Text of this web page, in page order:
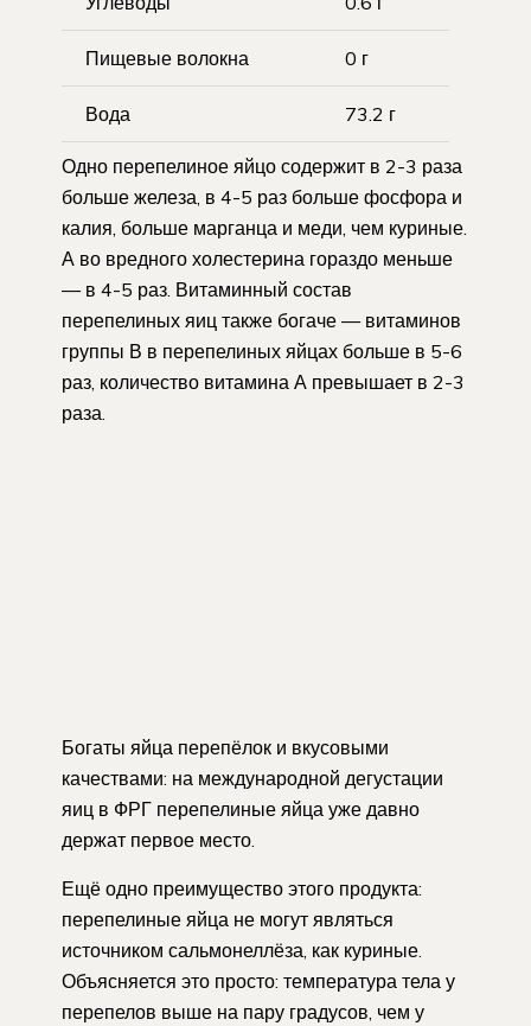
Пищевые волокна 0 г
Вода 73.2 г
Одно перепелиное яйцо содержит в 2-3 раза
больше железа, в 4-5 раз больше фосфора и
калия, больше марганца и меди, чем куриные.
А во вредного холестерина гораздо меньше
— в 4-5 раз. Витаминный состав
перепелиных яиц также богаче — витаминов
группы В в перепелиных яйцах больше в 5-6
раз, количество витамина А превышает в 2-3
раза.
Богаты яйца перепёлок и вкусовыми
качествами: на международной дегустации
яиц в ФРГ перепелиные яйца уже давно
держат первое место.
Ещё одно преимущество этого продукта:
перепелиные яйца не могут являться
источником сальмонеллёза, как куриные.
Объясняется это просто: температура тела у
перепелов выше на пару градусов, чем у